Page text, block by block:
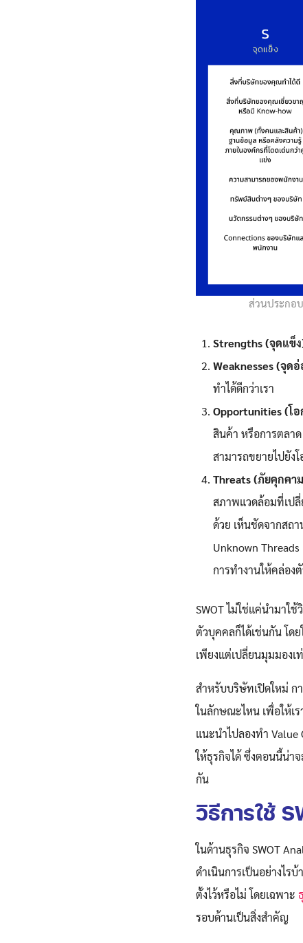
ส่วนประกอบ
Strengths (จุดแข็
Weaknesses (จุด
ทำได้ดีกว่าเรา
Opportunities (โ
สินค้า หรือการตลา
สามารถขยายไปยัง
Threats (ภัยคุกคา
สภาพแวดล้อมที่เปลี่
ด้วย เห็นชัดจากสถา
Unknown Threads
การทำงานให้คล่อง
SWOT ไม่ใช่แค่นำมาใ
ตัวบุคคลก็ได้เช่นกัน โด
เพียงแต่เปลี่ยนมุมมองเ
สำหรับบริษัทเปิดใหม่ ก
ในลักษณะไหน เพื่อให้เ
แนะนำไปลองทำ Value
ให้ธุรกิจได้ ซึ่งตอนนี้น่าจ
กัน
วิธีการใช้
ในด้านธุรกิจ SWOT
ดำเนินการเป็นอย่างไร
ตั้งไว้หรือไม่ โดยเฉพาะ
รอบด้านเป็นสิ่งสำคัญ